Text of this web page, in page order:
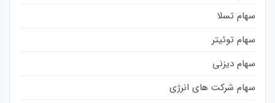
سهام تسلا
سهام توئیتر
سهام دیزنی
سهام شرکت های انرژی